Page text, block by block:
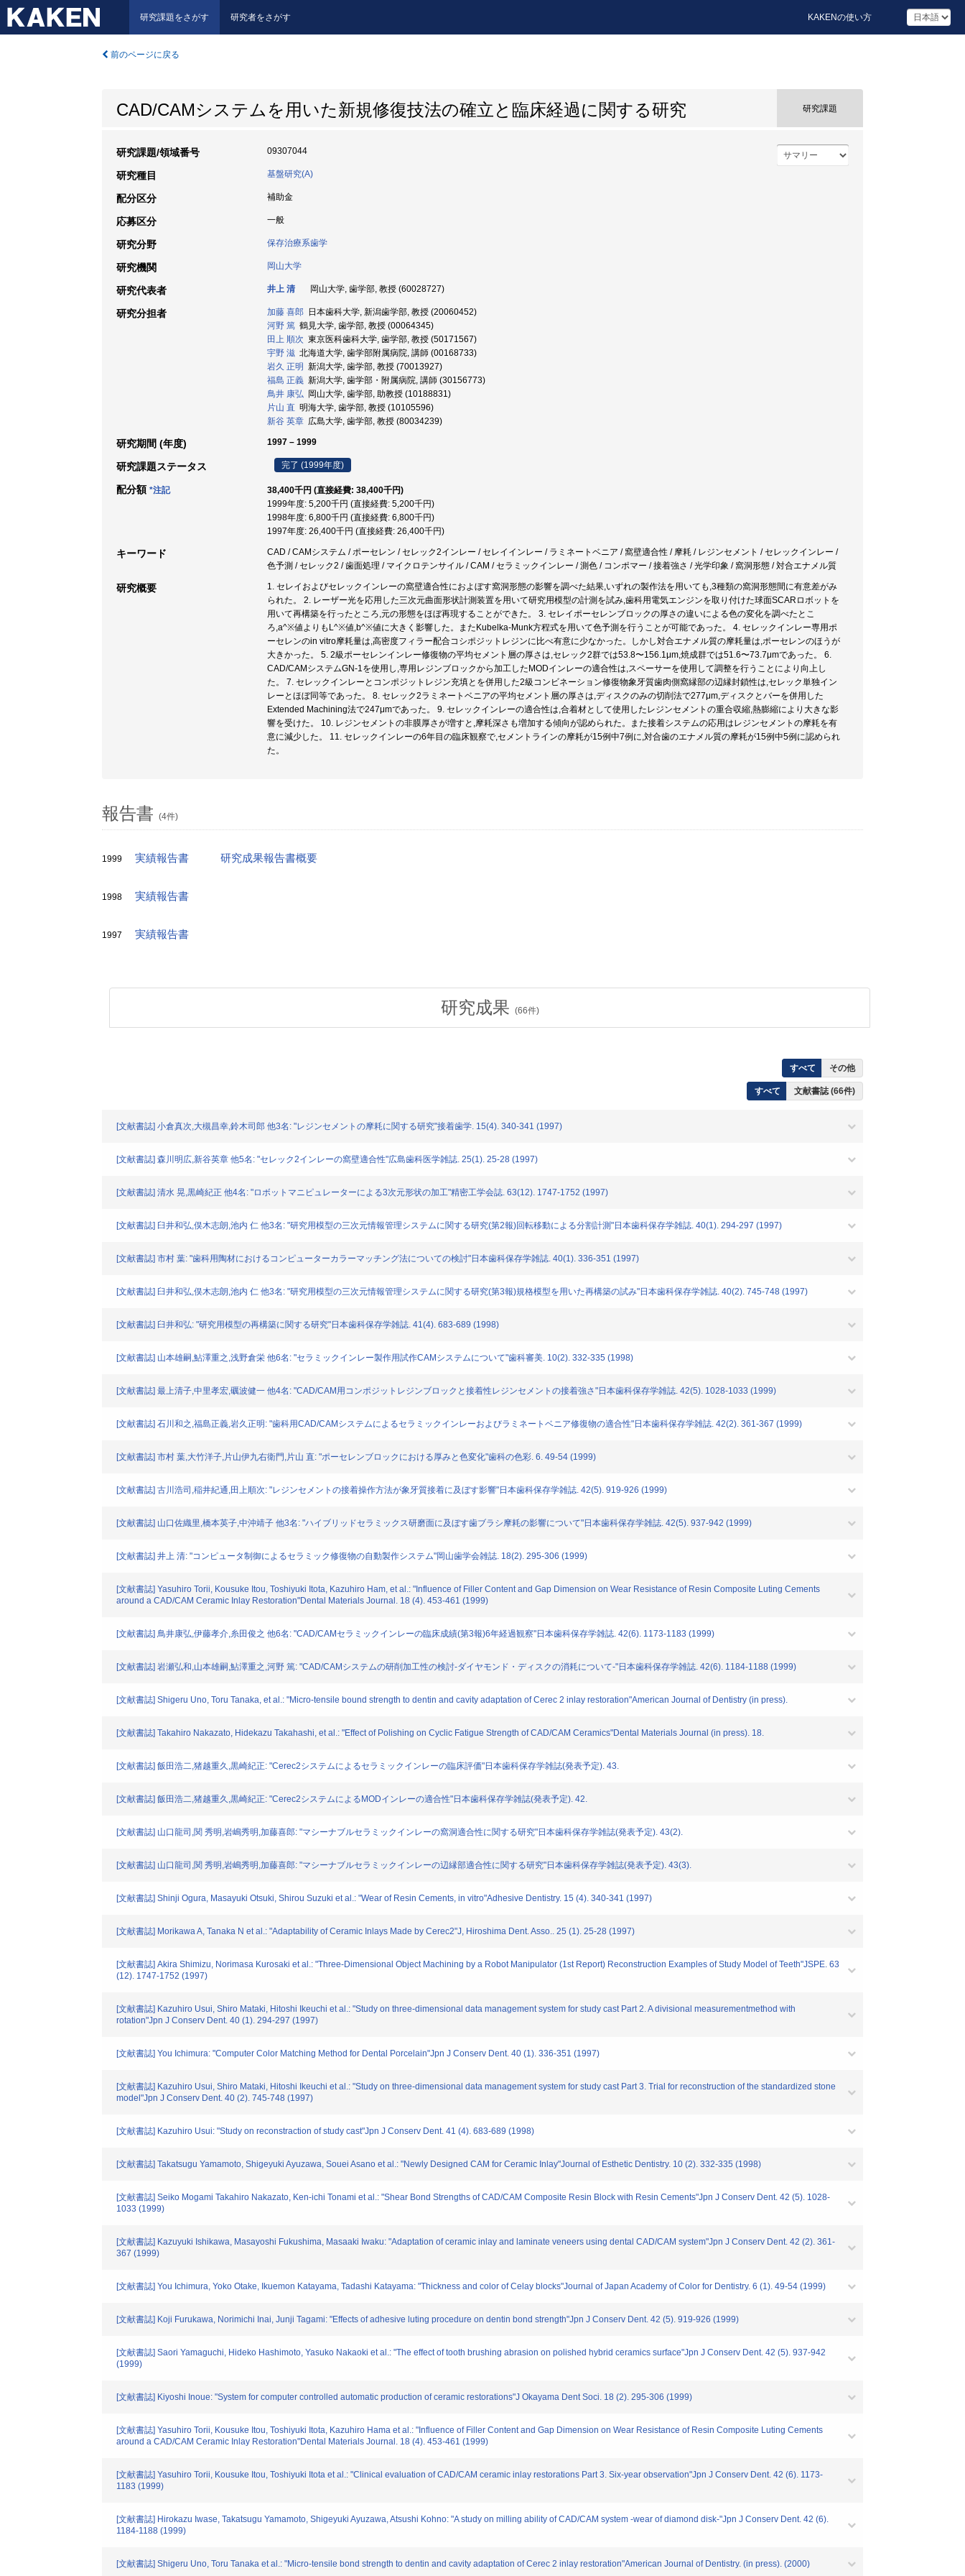
研究課題をさがす 研究者をさがす KAKENの使い方
前のページに戻る
CAD/CAMシステムを用いた新規修復技法の確立と臨床経過に関する研究 研究課題
研究課題/領域番号 09307044
研究種目 基盤研究(A)
配分区分 補助金
応募区分 一般
研究分野 保存治療系歯学
研究機関 岡山大学
研究代表者 井上 清 岡山大学, 歯学部, 教授 (60028727)
研究分担者 加藤 喜郎 日本歯科大学, 新潟歯学部, 教授 (20060452)
河野 篤 鶴見大学, 歯学部, 教授 (00064345)
田上 順次 東京医科歯科大学, 歯学部, 教授 (50171567)
宇野 滋 北海道大学, 歯学部附属病院, 講師 (00168733)
岩久 正明 新潟大学, 歯学部, 教授 (70013927)
福島 正義 新潟大学, 歯学部・附属病院, 講師 (30156773)
鳥井 康弘 岡山大学, 歯学部, 助教授 (10188831)
片山 直 明海大学, 歯学部, 教授 (10105596)
新谷 英章 広島大学, 歯学部, 教授 (80034239)
研究期間 (年度) 1997 – 1999
研究課題ステータス 完了 (1999年度)
配分額 *注記
38,400千円 (直接経費: 38,400千円)
1999年度: 5,200千円 (直接経費: 5,200千円)
1998年度: 6,800千円 (直接経費: 6,800千円)
1997年度: 26,400千円 (直接経費: 26,400千円)
キーワード
CAD / CAMシステム / ポーセレン / セレック2インレー / セレイインレー / ラミネートベニア / 窩壁適合性 / 摩耗 / レジンセメント / セレックインレー /
色予測 / セレック2 / 歯面処理 / マイクロテンサイル / CAM / セラミックインレー / 測色 / コンポマー / 接着強さ / 光学印象 / 窩洞形態 / 対合エナメル質
研究概要
1. セレイおよびセレックインレーの窩壁適合性におよぼす窩洞形態の影響を調べた結果,いずれの製作法を用いても,3種類の窩洞形態間に有意差がみ
られた。 2. レーザー光を応用した三次元曲面形状計測装置を用いて研究用模型の計測を試み,歯科用電気エンジンを取り付けた球面SCARロボットを
用いて再構築を行ったところ,元の形態をほぼ再現することができた。 3. セレイポーセレンブロックの厚さの違いによる色の変化を調べたとこ
ろ,a^※値よりもL^※値,b^※値に大きく影響した。またKubelka-Munk方程式を用いて色予測を行うことが可能であった。 4. セレックインレー専用ポ
ーセレンのin vitro摩耗量は,高密度フィラー配合コシポジットレジンに比べ有意に少なかった。しかし対合エナメル質の摩耗量は,ポーセレンのほうが
大きかった。 5. 2級ポーセレンインレー修復物の平均セメント層の厚さは,セレック2群では53.8〜156.1μm,焼成群では51.6〜73.7μmであった。 6.
CAD/CAMシステムGN-1を使用し,専用レジンブロックから加工したMODインレーの適合性は,スペーサーを使用して調整を行うことにより向上し
た。 7. セレックインレーとコンポジットレジン充填とを併用した2級コンビネーション修復物象牙質歯肉側窩縁部の辺縁封鎖性は,セレック単独イン
レーとほぼ同等であった。 8. セレック2ラミネートベニアの平均セメント層の厚さは,ディスクのみの切削法で277μm,ディスクとバーを併用した
Extended Machining法で247μmであった。 9. セレックインレーの適合性は,合着材として使用したレジンセメントの重合収縮,熱膨縮により大きな影
響を受けた。 10. レジンセメントの非膜厚さが増すと,摩耗深さも増加する傾向が認められた。また接着システムの応用はレジンセメントの摩耗を有
意に減少した。 11. セレックインレーの6年目の臨床観察で,セメントラインの摩耗が15例中7例に,対合歯のエナメル質の摩耗が15例中5例に認められ
た。
報告書 (4件)
1999 実績報告書 研究成果報告書概要
1998 実績報告書
1997 実績報告書
研究成果 (66件)
すべて その他
すべて 文献書誌 (66件)
[文献書誌] 小倉真次,大槻昌幸,鈴木司郎 他3名: "レジンセメントの摩耗に関する研究"接着歯学. 15(4). 340-341 (1997)
[文献書誌] 森川明広,新谷英章 他5名: "セレック2インレーの窩壁適合性"広島歯科医学雑誌. 25(1). 25-28 (1997)
[文献書誌] 清水 晃,黒崎紀正 他4名: "ロボットマニピュレーターによる3次元形状の加工"精密工学会誌. 63(12). 1747-1752 (1997)
[文献書誌] 臼井和弘,俣木志朗,池内 仁 他3名: "研究用模型の三次元情報管理システムに関する研究(第2報)回転移動による分割計測"日本歯科保存学雑誌. 40(1). 294-297 (1997)
[文献書誌] 市村 葉: "歯科用陶材におけるコンピューターカラーマッチング法についての検討"日本歯科保存学雑誌. 40(1). 336-351 (1997)
[文献書誌] 臼井和弘,俣木志朗,池内 仁 他3名: "研究用模型の三次元情報管理システムに関する研究(第3報)規格模型を用いた再構築の試み"日本歯科保存学雑誌. 40(2). 745-748 (1997)
[文献書誌] 臼井和弘: "研究用模型の再構築に関する研究"日本歯科保存学雑誌. 41(4). 683-689 (1998)
[文献書誌] 山本雄嗣,鮎澤重之,浅野倉栄 他6名: "セラミックインレー製作用試作CAMシステムについて"歯科審美. 10(2). 332-335 (1998)
[文献書誌] 最上清子,中里孝宏,礪波健一 他4名: "CAD/CAM用コンポジットレジンブロックと接着性レジンセメントの接着強さ"日本歯科保存学雑誌. 42(5). 1028-1033 (1999)
[文献書誌] 石川和之,福島正義,岩久正明: "歯科用CAD/CAMシステムによるセラミックインレーおよびラミネートベニア修復物の適合性"日本歯科保存学雑誌. 42(2). 361-367 (1999)
[文献書誌] 市村 葉,大竹洋子,片山伊九右衛門,片山 直: "ポーセレンブロックにおける厚みと色変化"歯科の色彩. 6. 49-54 (1999)
[文献書誌] 古川浩司,稲井紀通,田上順次: "レジンセメントの接着操作方法が象牙質接着に及ぼす影響"日本歯科保存学雑誌. 42(5). 919-926 (1999)
[文献書誌] 山口佐織里,橋本英子,中沖靖子 他3名: "ハイブリッドセラミックス研磨面に及ぼす歯ブラシ摩耗の影響について"日本歯科保存学雑誌. 42(5). 937-942 (1999)
[文献書誌] 井上 清: "コンピュータ制御によるセラミック修復物の自動製作システム"岡山歯学会雑誌. 18(2). 295-306 (1999)
[文献書誌] Yasuhiro Torii, Kousuke Itou, Toshiyuki Itota, Kazuhiro Ham, et al.: "Influence of Filler Content and Gap Dimension on Wear Resistance of Resin Composite Luting Cements
around a CAD/CAM Ceramic Inlay Restoration"Dental Materials Journal. 18 (4). 453-461 (1999)
[文献書誌] 鳥井康弘,伊藤孝介,糸田俊之 他6名: "CAD/CAMセラミックインレーの臨床成績(第3報)6年経過観察"日本歯科保存学雑誌. 42(6). 1173-1183 (1999)
[文献書誌] 岩瀬弘和,山本雄嗣,鮎澤重之,河野 篤: "CAD/CAMシステムの研削加工性の検討-ダイヤモンド・ディスクの消耗について-"日本歯科保存学雑誌. 42(6). 1184-1188 (1999)
[文献書誌] Shigeru Uno, Toru Tanaka, et al.: "Micro-tensile bound strength to dentin and cavity adaptation of Cerec 2 inlay restoration"American Journal of Dentistry (in press).
[文献書誌] Takahiro Nakazato, Hidekazu Takahashi, et al.: "Effect of Polishing on Cyclic Fatigue Strength of CAD/CAM Ceramics"Dental Materials Journal (in press). 18.
[文献書誌] 飯田浩二,猪越重久,黒崎紀正: "Cerec2システムによるセラミックインレーの臨床評価"日本歯科保存学雑誌(発表予定). 43.
[文献書誌] 飯田浩二,猪越重久,黒崎紀正: "Cerec2システムによるMODインレーの適合性"日本歯科保存学雑誌(発表予定). 42.
[文献書誌] 山口龍司,関 秀明,岩嶋秀明,加藤喜郎: "マシーナブルセラミックインレーの窩洞適合性に関する研究"日本歯科保存学雑誌(発表予定). 43(2).
[文献書誌] 山口龍司,関 秀明,岩嶋秀明,加藤喜郎: "マシーナブルセラミックインレーの辺縁部適合性に関する研究"日本歯科保存学雑誌(発表予定). 43(3).
[文献書誌] Shinji Ogura, Masayuki Otsuki, Shirou Suzuki et al.: "Wear of Resin Cements, in vitro"Adhesive Dentistry. 15 (4). 340-341 (1997)
[文献書誌] Morikawa A, Tanaka N et al.: "Adaptability of Ceramic Inlays Made by Cerec2"J, Hiroshima Dent. Asso.. 25 (1). 25-28 (1997)
[文献書誌] Akira Shimizu, Norimasa Kurosaki et al.: "Three-Dimensional Object Machining by a Robot Manipulator (1st Report) Reconstruction Examples of Study Model of Teeth"JSPE. 63
(12). 1747-1752 (1997)
[文献書誌] Kazuhiro Usui, Shiro Mataki, Hitoshi Ikeuchi et al.: "Study on three-dimensional data management system for study cast Part 2. A divisional measurementmethod with
rotation"Jpn J Conserv Dent. 40 (1). 294-297 (1997)
[文献書誌] You Ichimura: "Computer Color Matching Method for Dental Porcelain"Jpn J Conserv Dent. 40 (1). 336-351 (1997)
[文献書誌] Kazuhiro Usui, Shiro Mataki, Hitoshi Ikeuchi et al.: "Study on three-dimensional data management system for study cast Part 3. Trial for reconstruction of the standardized stone
model"Jpn J Conserv Dent. 40 (2). 745-748 (1997)
[文献書誌] Kazuhiro Usui: "Study on reconstraction of study cast"Jpn J Conserv Dent. 41 (4). 683-689 (1998)
[文献書誌] Takatsugu Yamamoto, Shigeyuki Ayuzawa, Souei Asano et al.: "Newly Designed CAM for Ceramic Inlay"Journal of Esthetic Dentistry. 10 (2). 332-335 (1998)
[文献書誌] Seiko Mogami Takahiro Nakazato, Ken-ichi Tonami et al.: "Shear Bond Strengths of CAD/CAM Composite Resin Block with Resin Cements"Jpn J Conserv Dent. 42 (5). 1028-
1033 (1999)
[文献書誌] Kazuyuki Ishikawa, Masayoshi Fukushima, Masaaki Iwaku: "Adaptation of ceramic inlay and laminate veneers using dental CAD/CAM system"Jpn J Conserv Dent. 42 (2). 361-
367 (1999)
[文献書誌] You Ichimura, Yoko Otake, Ikuemon Katayama, Tadashi Katayama: "Thickness and color of Celay blocks"Journal of Japan Academy of Color for Dentistry. 6 (1). 49-54 (1999)
[文献書誌] Koji Furukawa, Norimichi Inai, Junji Tagami: "Effects of adhesive luting procedure on dentin bond strength"Jpn J Conserv Dent. 42 (5). 919-926 (1999)
[文献書誌] Saori Yamaguchi, Hideko Hashimoto, Yasuko Nakaoki et al.: "The effect of tooth brushing abrasion on polished hybrid ceramics surface"Jpn J Conserv Dent. 42 (5). 937-942
(1999)
[文献書誌] Kiyoshi Inoue: "System for computer controlled automatic production of ceramic restorations"J Okayama Dent Soci. 18 (2). 295-306 (1999)
[文献書誌] Yasuhiro Torii, Kousuke Itou, Toshiyuki Itota, Kazuhiro Hama et al.: "Influence of Filler Content and Gap Dimension on Wear Resistance of Resin Composite Luting Cements
around a CAD/CAM Ceramic Inlay Restoration"Dental Materials Journal. 18 (4). 453-461 (1999)
[文献書誌] Yasuhiro Torii, Kousuke Itou, Toshiyuki Itota et al.: "Clinical evaluation of CAD/CAM ceramic inlay restorations Part 3. Six-year observation"Jpn J Conserv Dent. 42 (6). 1173-
1183 (1999)
[文献書誌] Hirokazu Iwase, Takatsugu Yamamoto, Shigeyuki Ayuzawa, Atsushi Kohno: "A study on milling ability of CAD/CAM system -wear of diamond disk-"Jpn J Conserv Dent. 42 (6).
1184-1188 (1999)
[文献書誌] Shigeru Uno, Toru Tanaka et al.: "Micro-tensile bond strength to dentin and cavity adaptation of Cerec 2 inlay restoration"American Journal of Dentistry. (in press). (2000)